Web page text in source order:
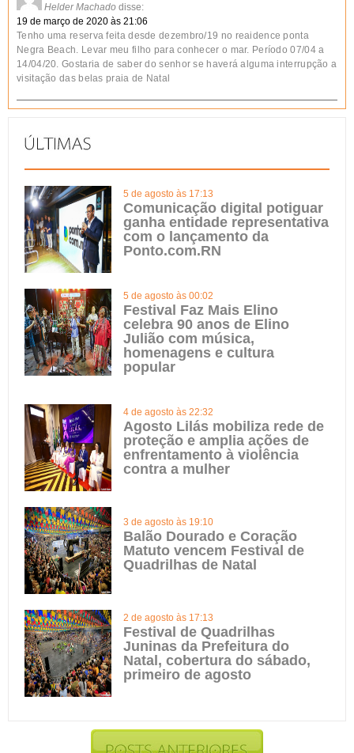
Helder Machado disse:
19 de março de 2020 às 21:06
Tenho uma reserva feita desde dezembro/19 no reaidence ponta
Negra Beach. Levar meu filho para conhecer o mar. Período 07/04 a
14/04/20. Gostaria de saber do senhor se haverá alguma interrupção a
visitação das belas praia de Natal
5 de agosto às 17:13
Comunicação digital potiguar
ganha entidade representativa
com o lançamento da
Ponto.com.RN
5 de agosto às 00:02
Festival Faz Mais Elino
celebra 90 anos de Elino
Julião com música,
homenagens e cultura
popular
4 de agosto às 22:32
Agosto Lilás mobiliza rede de
proteção e amplia ações de
enfrentamento à violência
contra a mulher
3 de agosto às 19:10
Balão Dourado e Coração
Matuto vencem Festival de
Quadrilhas de Natal
2 de agosto às 17:13
Festival de Quadrilhas
Juninas da Prefeitura do
Natal, cobertura do sábado,
primeiro de agosto